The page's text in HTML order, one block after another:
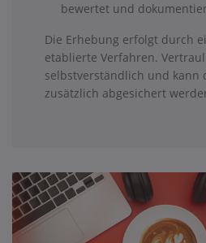
bewertet und
Die Erhebung erfolgt durch
etablierte Verfahren.
selbstverständlich und kann
zusätzlich abgesichert